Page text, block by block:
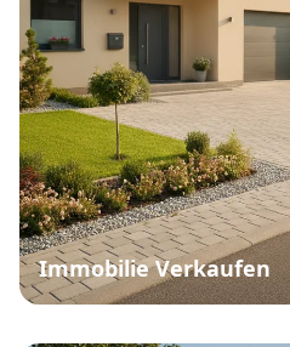
Immobilie Verkaufen